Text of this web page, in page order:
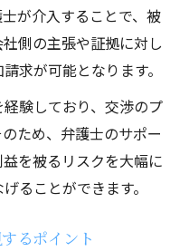
が介入することで、被
側の主張や証拠に対し
求が可能となります。
験しており、交渉のプ
ため、弁護士のサポー
を被るリスクを大幅に
ることができます。
るポイント